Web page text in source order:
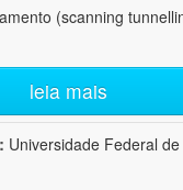
(scanning
leia mais
Universidade Federal